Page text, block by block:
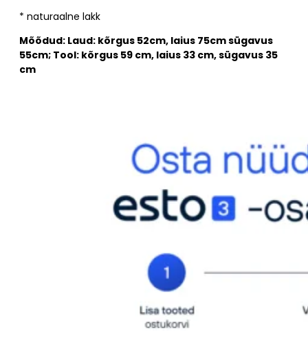
* naturaalne lakk
Mõõdud: Laud: kõrgus 52cm, laius 75cm sügavus
55cm; Tool: kõrgus 59 cm, laius 33 cm, sügavus 35
cm